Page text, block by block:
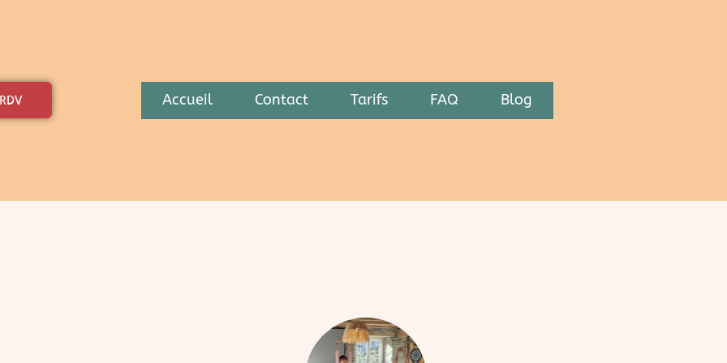
Accueil Contact Tarifs FAQ Blog